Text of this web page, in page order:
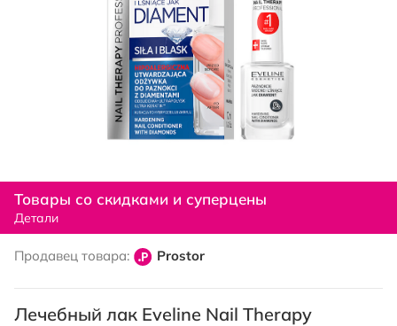
к
началу
галереи
Товары со скидками и суперцены
Детали
Продавец товара: Prostor
Лечебный лак Eveline Nail Therapy